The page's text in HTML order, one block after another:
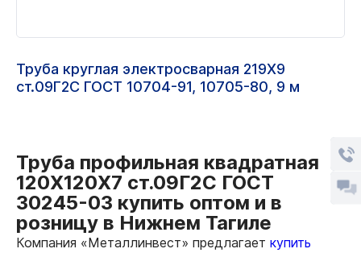
Труба круглая электросварная 219Х9
ст.09Г2С ГОСТ 10704-91, 10705-80, 9 м
Труба профильная квадратная
120Х120Х7 ст.09Г2С ГОСТ
30245-03 купить оптом и в
розницу в Нижнем Тагиле
Компания «Металлинвест» предлагает купить